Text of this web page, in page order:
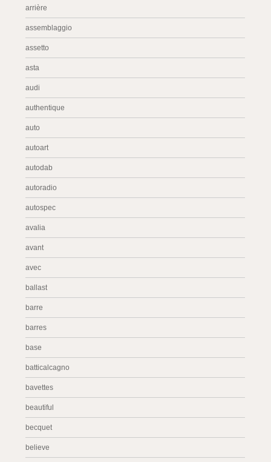
arrière
assemblaggio
assetto
asta
audi
authentique
auto
autoart
autodab
autoradio
autospec
avalia
avant
avec
ballast
barre
barres
base
batticalcagno
bavettes
beautiful
becquet
believe